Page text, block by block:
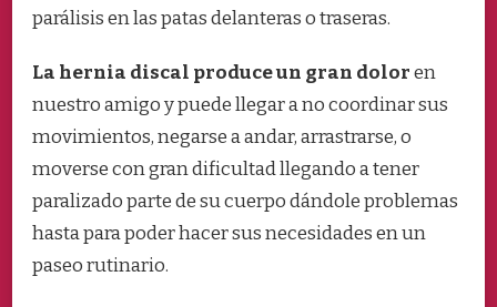
parálisis en las patas delanteras o traseras.
La hernia discal produce un gran doloren
nuestro amigo y puede llegar a no coordinar sus
movimientos, negarse a andar, arrastrarse, o
moverse con gran dificultad llegando a tener
paralizado parte de su cuerpo dándole problemas
hasta para poder hacer sus necesidades en un
paseo rutinario.